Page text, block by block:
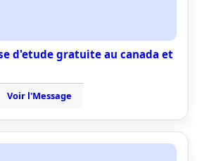
d'etude gratuite au canada et
Voir l'Message